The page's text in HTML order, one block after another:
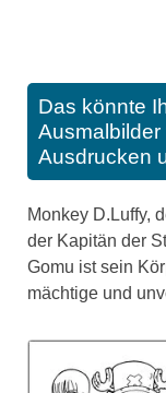
Das könnte
Ausdrucken
Monkey D.Luffy,
der Kapitän der
Gomu ist sein
mächtige und